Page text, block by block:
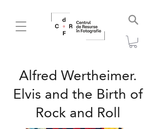
Alfred Wertheimer.
Elvis and the Birth of
Rock and Roll